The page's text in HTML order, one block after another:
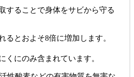
することで身体をサビから守る
るとおよそ8倍に増加します。
にのみ含まれています。